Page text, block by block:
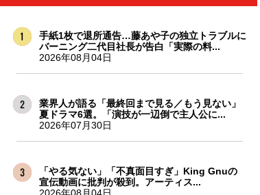
手紙1枚で退所通告…藤あや子の独立トラブルに
バーニング二代目社長が告白「実際の料...
2026年08月04日
業界人が語る「最終回まで見る／もう見ない」
夏ドラマ6選。「演技が一辺倒で主人公に...
2026年07月30日
「やる気ない」「不真面目すぎ」King Gnuの
宣伝動画に批判が殺到。アーティス...